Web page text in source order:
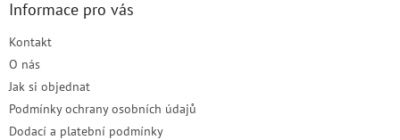
Informace pro vás
Kontakt
O nás
Jak si objednat
Podmínky ochrany osobních údajů
Dodací a platební podmínky